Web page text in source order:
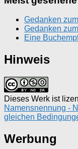
Gedanken
Gedanken
Eine
Hinweis
Dieses Werk ist
Namensnennung -
gleichen
Werbung